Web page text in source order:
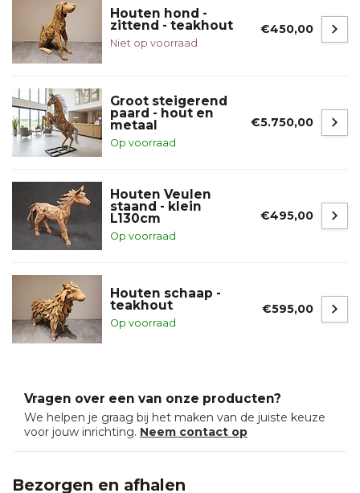
Houten hond -
zittend - teakhout
Niet op voorraad
€450,00
Groot steigerend
paard - hout en
metaal
Op voorraad
€5.750,00
Houten Veulen
staand - klein
L130cm
Op voorraad
€495,00
Houten schaap -
teakhout
Op voorraad
€595,00
Vragen over een van onze producten?
We helpen je graag bij het maken van de juiste keuze
voor jouw inrichting. Neem contact op
Bezorgen en afhalen